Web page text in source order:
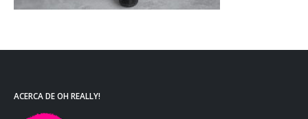
ACERCA DE OH REALLY!